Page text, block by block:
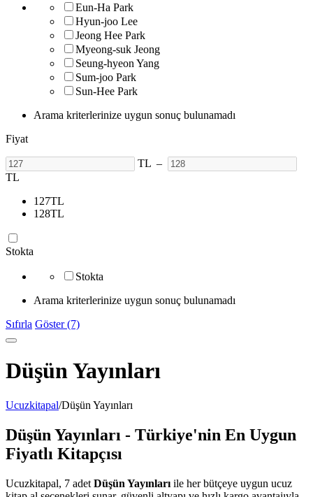
Eun-Ha Park
Hyun-joo Lee
Jeong Hee Park
Myeong-suk Jeong
Seung-hyeon Yang
Sum-joo Park
Sun-Hee Park
Arama kriterlerinize uygun sonuç bulunamadı
Fiyat
TL –
TL
127TL
128TL
Stokta
Stokta
Arama kriterlerinize uygun sonuç bulunamadı
Sıfırla Göster (7)
Düşün Yayınları
Ucuzkitapal/Düşün Yayınları
Düşün Yayınları - Türkiye'nin En Uygun
Fiyatlı Kitapçısı
Ucuzkitapal, 7 adet Düşün Yayınları ile her bütçeye uygun ucuz